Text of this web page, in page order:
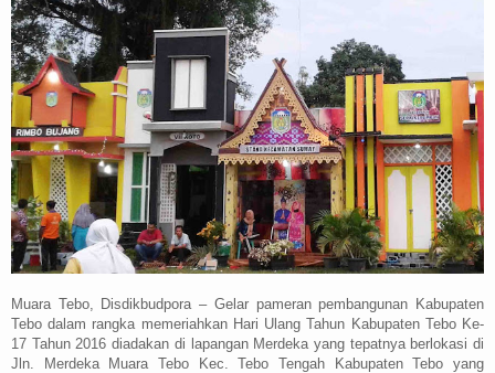
Muara Tebo, Disdikbudpora – Gelar pameran pembangunan Kabupaten
Tebo dalam rangka memeriahkan Hari Ulang Tahun Kabupaten Tebo Ke-
17 Tahun 2016 diadakan di lapangan Merdeka yang tepatnya berlokasi di
Jln. Merdeka Muara Tebo Kec. Tebo Tengah Kabupaten Tebo yang